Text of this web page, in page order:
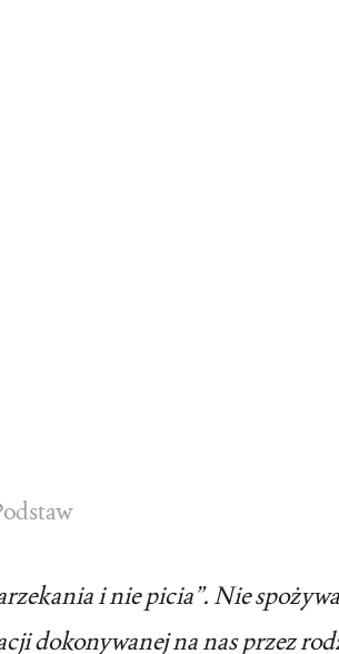
i nie picia”. Nie
dokonywanej na nas przez